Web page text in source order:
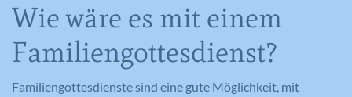
Wie wäre es mit einem
Familiengottesdienst?
Familiengottesdienste sind eine gute Möglichkeit, mit